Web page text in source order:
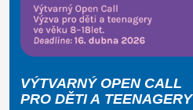
VÝTVARNÝ OPEN CALL
PRO DĚTI A TEENAGERY